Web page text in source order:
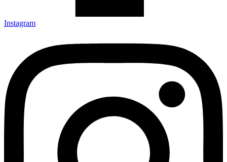
Instagram